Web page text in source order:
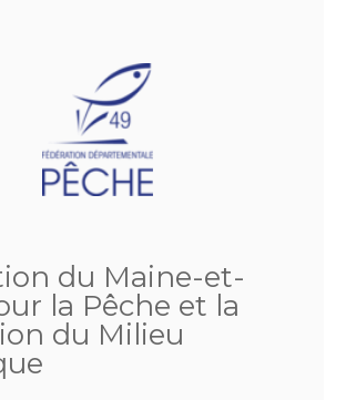
du Maine-et-
la Pêche et la
du Milieu